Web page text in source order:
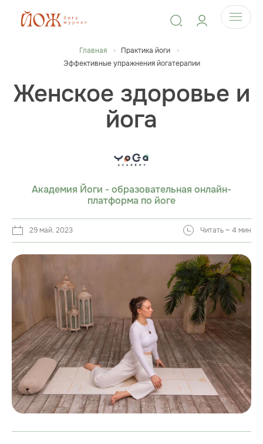
Главная
Практика йоги
Эффективные упражнения йогатерапии
Женское здоровье и
йога
Академия Йоги - образовательная онлайн-
платформа по йоге
29 май. 2023 Читать ~ 4 мин